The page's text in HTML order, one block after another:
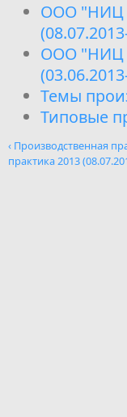
ООО "НИЦ
ООО "НИЦ
Темы
Типовые
‹ Производственная
практика 2013